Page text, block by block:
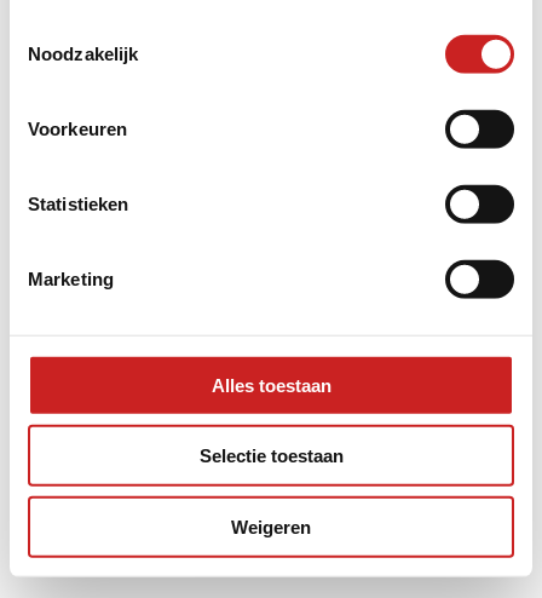
Noodzakelijk
Voorkeuren
Statistieken
Marketing
Alles toestaan
Selectie toestaan
Weigeren
loadingwww.adggroep.nl
for more